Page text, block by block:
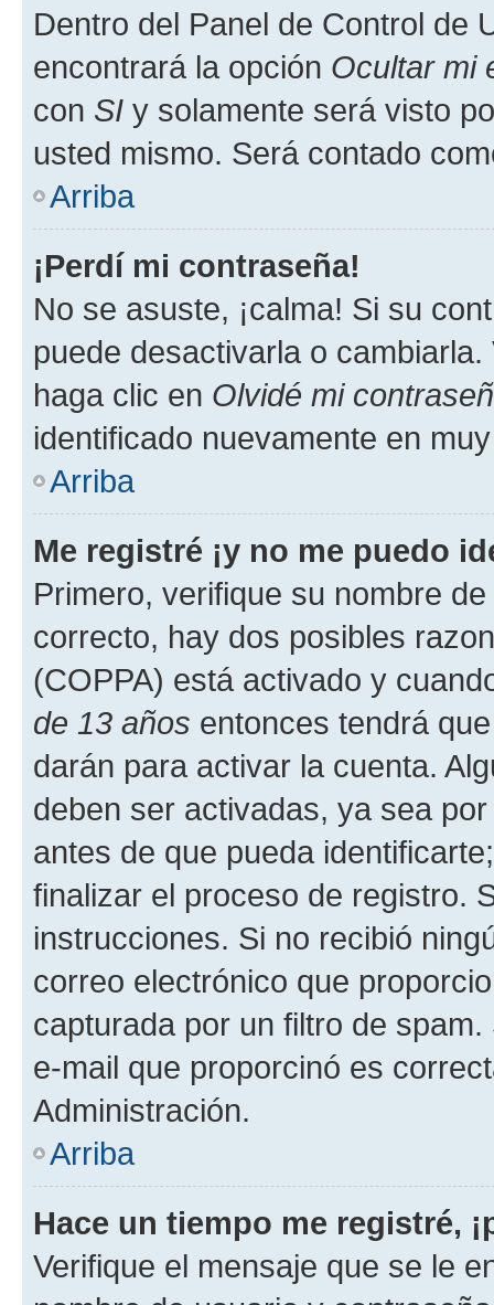
Dentro del Panel de Control de
encontrará la opción Ocultar mi
con SI y solamente será visto
usted mismo. Será contado
Arriba
¡Perdí mi contraseña!
No se asuste, ¡calma! Si su
puede desactivarla o
haga clic en Olvidé mi
identificado nuevamente en
Arriba
Me registré ¡y no me puedo
Primero, verifique su nombre
correcto, hay dos posibles
(COPPA) está activado y
de 13 años entonces tendrá
darán para activar la cuenta.
deben ser activadas, ya sea
antes de que pueda
finalizar el proceso de registro.
instrucciones. Si no recibió
correo electrónico que
capturada por un filtro de
e-mail que proporcinó es
Administración.
Arriba
Hace un tiempo me registré,
Verifique el mensaje que se le